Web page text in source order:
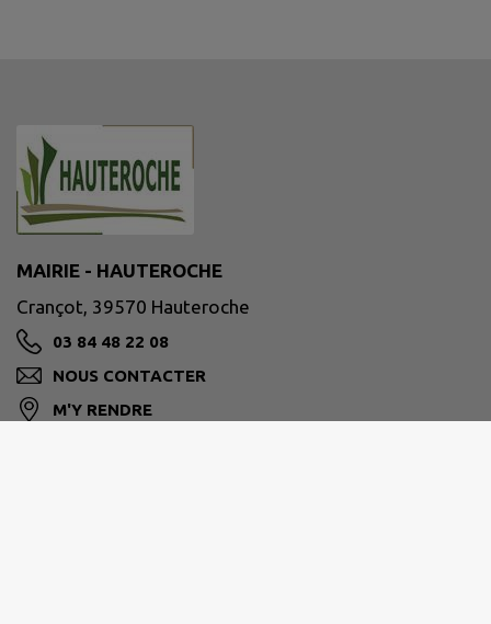
MAIRIE - HAUTEROCHE
Crançot, 39570 Hauteroche
03 84 48 22 08
NOUS CONTACTER
M'Y RENDRE